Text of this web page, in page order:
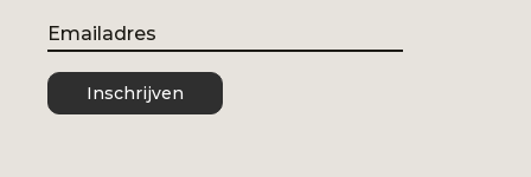
Email
Inschrijven